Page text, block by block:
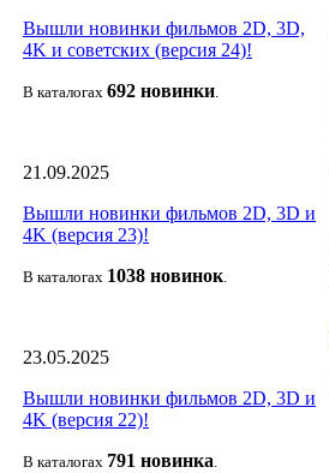
Вышли новинки фильмов 2D, 3D,
4K и советских (версия 24)!
В каталогах 692 новинки.
21.09.2025
Вышли новинки фильмов 2D, 3D и
4K (версия 23)!
В каталогах 1038 новинок.
23.05.2025
Вышли новинки фильмов 2D, 3D и
4K (версия 22)!
В каталогах 791 новинка.